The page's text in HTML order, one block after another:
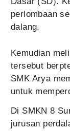
perlombaan
dalang.
Kemudian
tersebut
SMK Arya
untuk
Di SMKN 8
jurusan